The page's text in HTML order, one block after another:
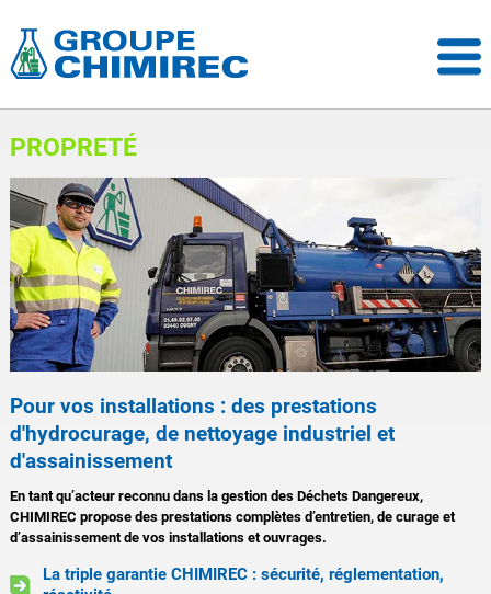
PROPRETÉ
Pour vos installations : des prestations
d'hydrocurage, de nettoyage industriel et
d'assainissement
En tant qu’acteur reconnu dans la gestion des Déchets Dangereux,
CHIMIREC propose des prestations complètes d’entretien, de curage et
d’assainissement de vos installations et ouvrages.
La triple garantie CHIMIREC : sécurité, réglementation,